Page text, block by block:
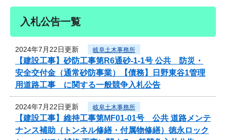
入札公告一覧
2024年7月22日更新 岐阜土木事務所
【建設工事】砂防工事第R6通砂-1-1号 公共 防災・
安全交付金（通常砂防事業）【債務】日野東谷1管理
用道路工事 に関する一般競争入札公告
2024年7月22日更新 岐阜土木事務所
【建設工事】維持工事第MF01-01号 公共 道路メンテ
ナンス補助（トンネル修繕・付属物修繕）徳永ロック